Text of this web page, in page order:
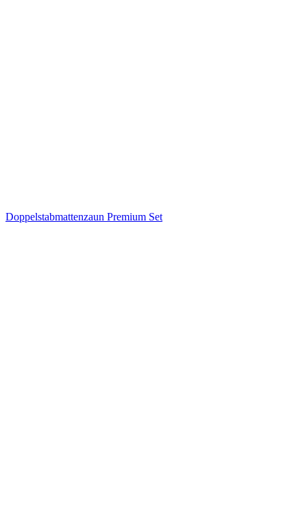
Doppelstabmattenzaun Premium Set